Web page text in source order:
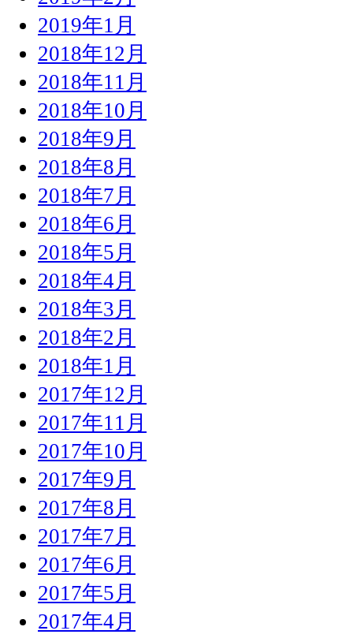
2019年1月
2018年12月
2018年11月
2018年10月
2018年9月
2018年8月
2018年7月
2018年6月
2018年5月
2018年4月
2018年3月
2018年2月
2018年1月
2017年12月
2017年11月
2017年10月
2017年9月
2017年8月
2017年7月
2017年6月
2017年5月
2017年4月